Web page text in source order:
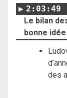
2:03:49
Le bilan
bonne idée
des